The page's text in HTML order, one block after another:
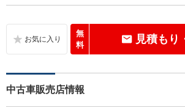
無
料
見積もり
中古車販売店情報